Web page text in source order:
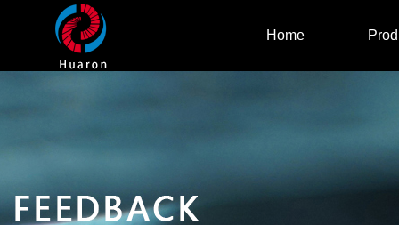
Home